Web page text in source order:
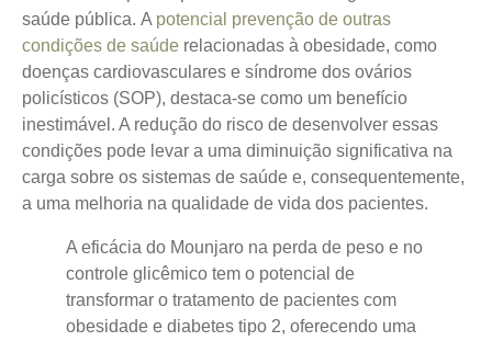
saúde pública. A potencial prevenção de outras
condições de saúde relacionadas à obesidade, como
doenças cardiovasculares e síndrome dos ovários
policísticos (SOP), destaca-se como um benefício
inestimável. A redução do risco de desenvolver essas
condições pode levar a uma diminuição significativa na
carga sobre os sistemas de saúde e, consequentemente,
a uma melhoria na qualidade de vida dos pacientes.
A eficácia do Mounjaro na perda de peso e no
controle glicêmico tem o potencial de
transformar o tratamento de pacientes com
obesidade e diabetes tipo 2, oferecendo uma